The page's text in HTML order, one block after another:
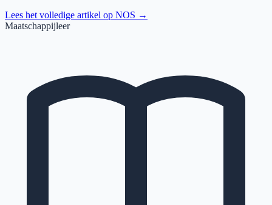
Lees het volledige artikel op NOS →
Maatschappijleer